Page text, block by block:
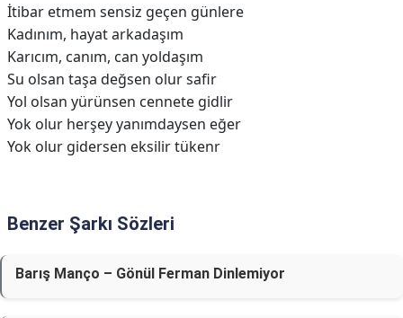
İtibar etmem sensiz geçen günlere
Kadınım, hayat arkadaşım
Karıcım, canım, can yoldaşım
Su olsan taşa değsen olur safir
Yol olsan yürünsen cennete gidlir
Yok olur herşey yanımdaysen eğer
Yok olur gidersen eksilir tükenr
Benzer Şarkı Sözleri
Barış Manço – Gönül Ferman Dinlemiyor